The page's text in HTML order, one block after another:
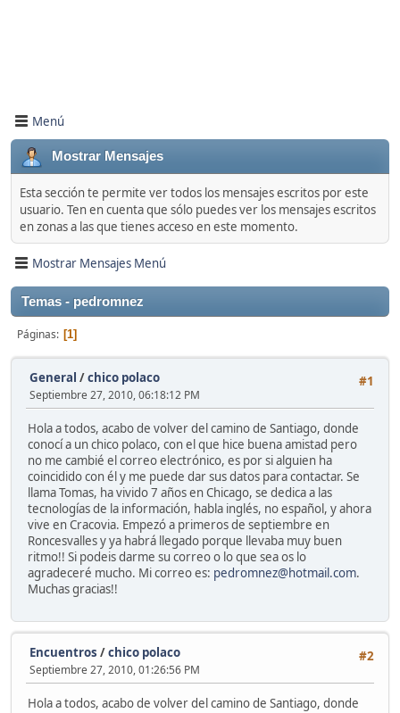
Menú
Mostrar Mensajes
Esta sección te permite ver todos los mensajes escritos por este
usuario. Ten en cuenta que sólo puedes ver los mensajes escritos
en zonas a las que tienes acceso en este momento.
Mostrar Mensajes Menú
Temas - pedromnez
Páginas 1
#1
General /chico polaco
Septiembre 27, 2010, 06:18:12 PM
Hola a todos, acabo de volver del camino de Santiago, donde
conocí a un chico polaco, con el que hice buena amistad pero
no me cambié el correo electrónico, es por si alguien ha
coincidido con él y me puede dar sus datos para contactar. Se
llama Tomas, ha vivido 7 años en Chicago, se dedica a las
tecnologías de la información, habla inglés, no español, y ahora
vive en Cracovia. Empezó a primeros de septiembre en
Roncesvalles y ya habrá llegado porque llevaba muy buen
ritmo!! Si podeis darme su correo o lo que sea os lo
agradeceré mucho. Mi correo es: pedromnez@hotmail.com.
Muchas gracias!!
#2
Encuentros /chico polaco
Septiembre 27, 2010, 01:26:56 PM
Hola a todos, acabo de volver del camino de Santiago, donde